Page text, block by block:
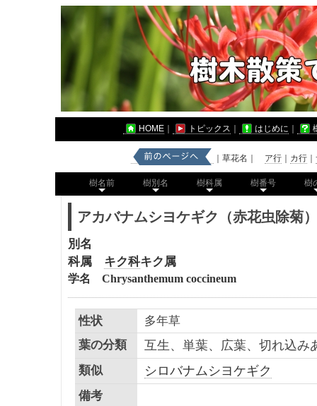
HOME トピックス はじめに
｜草花名｜ ア行 カ行
樹名前 樹別名 樹科属 樹番号 樹
アカバナムシヨケギク（赤花虫除菊）
別名
科属 キク科キク属
学名 Chrysanthemum coccineum
性状
多年草
葉の分類
互生、単葉、広葉、切れ込み
類似 シロバナムシヨケギク
備考